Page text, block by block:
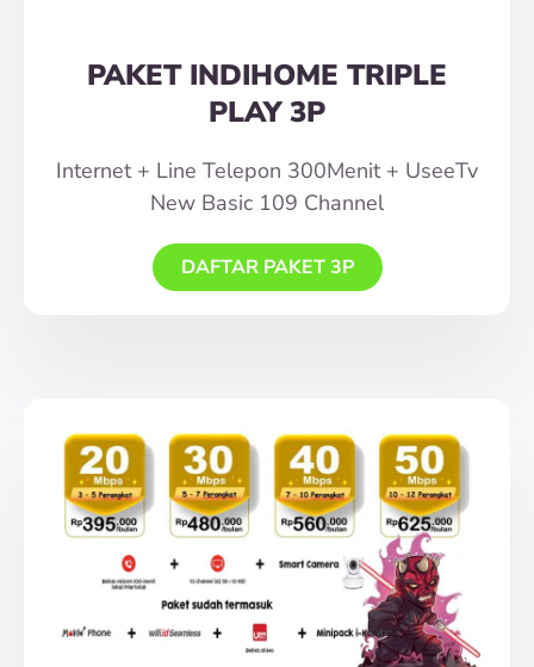
PAKET INDIHOME TRIPLE
PLAY 3P
Internet + Line Telepon 300Menit + UseeTv
New Basic 109 Channel
DAFTAR PAKET 3P